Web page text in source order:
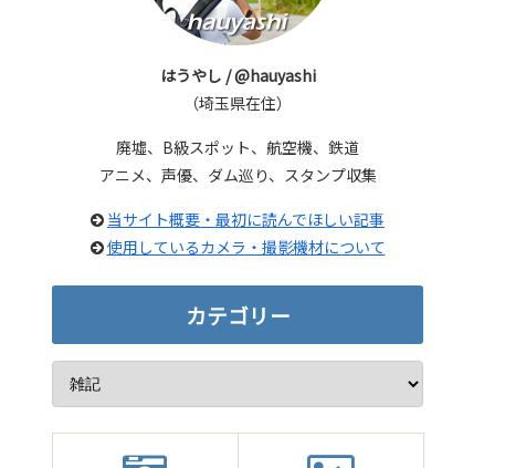
はうやし / @hauyashi
（埼玉県在住）
廃墟、B級スポット、航空機、鉄道
アニメ、声優、ダム巡り、スタンプ収集
当サイト概要・最初に読んでほしい記事
使用しているカメラ・撮影機材について
カテゴリー